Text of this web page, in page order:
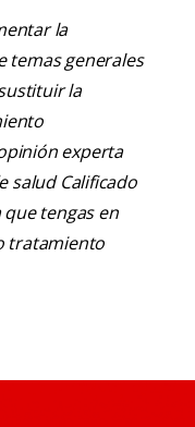
la
temas generales
la
experta
salud Calificado
tengas en
tratamiento